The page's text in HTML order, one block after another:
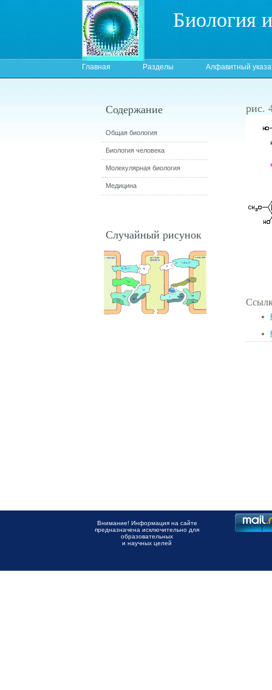
Биология
Главная Разделы Алфавитный
рис.
Содержание
Общая биология
Биология человека
Молекулярная биология
Медицина
Случайный рисунок
Внимание! Информация на сайте
предназначена исключительно для
образовательных
и научных целей